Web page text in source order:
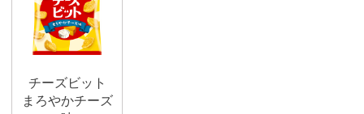
チーズビット
まろやかチーズ